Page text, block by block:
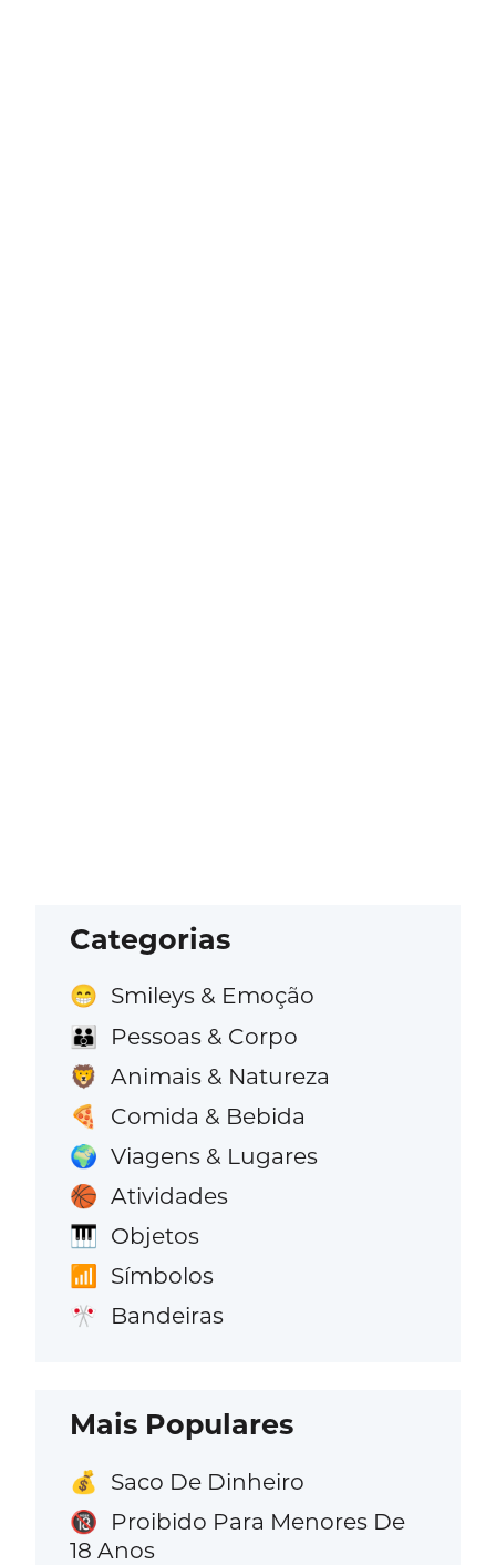
Categorias
😁 Smileys & Emoção
👪 Pessoas & Corpo
🦁 Animais & Natureza
🍕 Comida & Bebida
🌍 Viagens & Lugares
🏀 Atividades
🎹 Objetos
📶 Símbolos
🎌 Bandeiras
Mais Populares
💰 Saco De Dinheiro
🔞
Proibido Para Menores De
18 Anos